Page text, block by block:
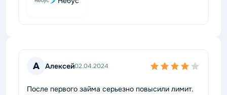
А Алексей02.04.2024
После первого займа серьезно повысили лимит.